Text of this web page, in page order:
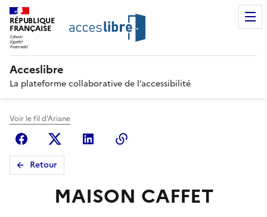
RÉPUBLIQUE
FRANÇAISE
Acceslibre
La plateforme collaborative de l’accessibilité
Voir le fil d'Ariane
FacebookX (anciennement Twitter)
Linkedin
Retour
MAISON CAFFET